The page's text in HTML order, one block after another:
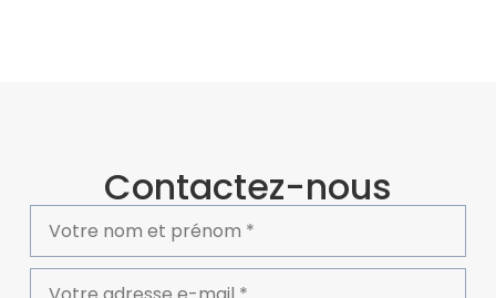
Contactez-nous